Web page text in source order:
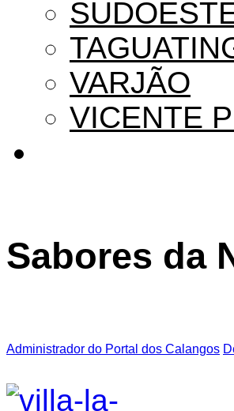
VARJÃO
VICENTE
Sabores da
Administrador do Portal dos Calangos